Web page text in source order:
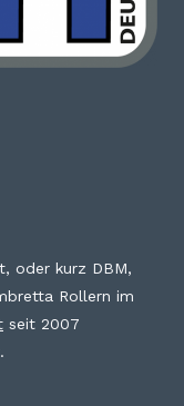
oder kurz DBM,
Rollern im
seit 2007